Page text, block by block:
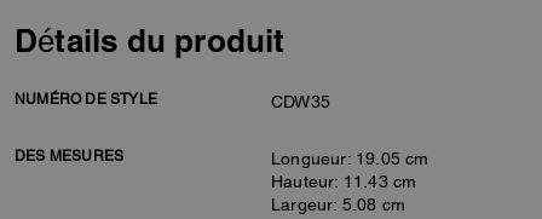
Détails du produit
NUMÉRO DE STYLE CDW35
DES MESURES
Longueur: 19.05 cm
Hauteur: 11.43 cm
Largeur: 5.08 cm